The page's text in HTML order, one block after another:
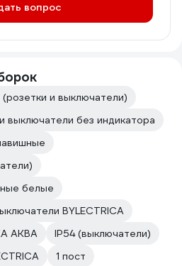
вопрос
и выключатели)
выключатели без индикатора
белые
BYLECTRICA
АКВА
IP54 (выключатели)
1 пост